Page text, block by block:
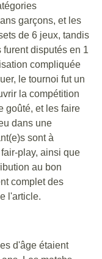
garçons, et les
de 6 jeux, tandis
disputés en 1
compliquée
le tournoi fut un
la compétition
goûté, et les faire
dans une
sont à
play, ainsi que
au bon
complet des
l'article.
d'âge étaient